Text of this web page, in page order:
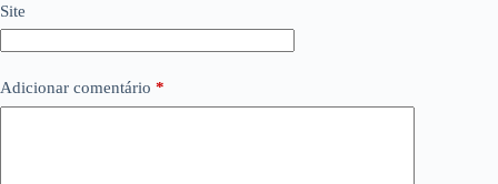
Site
Adicionar comentário *